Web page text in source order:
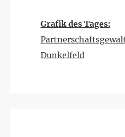
Grafik des Tages:
Dunkelfeld